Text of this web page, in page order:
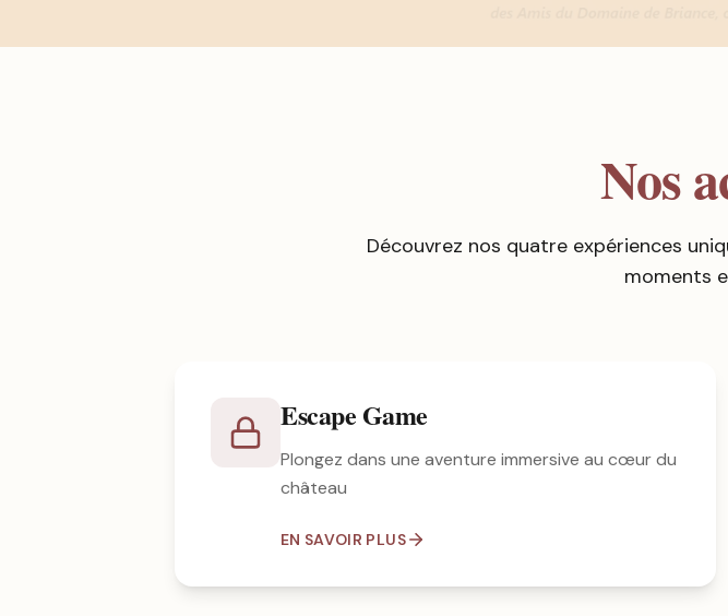
Nos
Découvrez nos quatre expériences
moments
Escape Game
Plongez dans une aventure immersive au cœur du
château
EN SAVOIR PLUS